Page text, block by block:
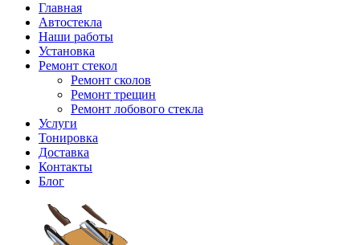
Главная
Автостекла
Наши работы
Установка
Ремонт стекол
Ремонт сколов
Ремонт трещин
Ремонт лобового стекла
Услуги
Тонировка
Доставка
Контакты
Блог